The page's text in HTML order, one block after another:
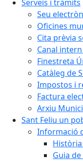
Serveis i tràmits
Seu
Oficines
Cita prèvia
Canal
Finestreta
Catàleg de
Impostos i
Factura
Arxiu
Sant Feliu un
Informació
Guia